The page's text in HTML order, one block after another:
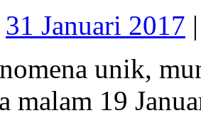
31 Januari 2017 |
unik,
malam 19